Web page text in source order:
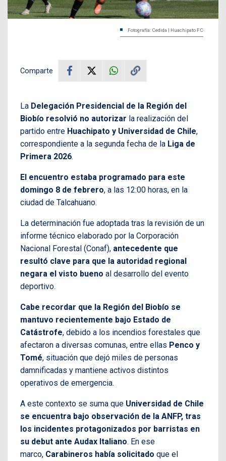
Fotografía: Cedida | Huachipato FC
Comparte
La Delegación Presidencial de la Región del
Biobío resolvió no autorizar la realización del
partido entre Huachipato y Universidad de Chile,
correspondiente a la segunda fecha de la Liga de
Primera 2026.
El encuentro estaba programado para este
domingo 8 de febrero, a las 12:00 horas, en la
ciudad de Talcahuano.
La determinación fue adoptada tras la revisión de un
informe técnico elaborado por la Corporación
Nacional Forestal (Conaf), antecedente que
resultó clave para que la autoridad regional
negara el visto bueno al desarrollo del evento
deportivo.
Cabe recordar que la Región del Biobío se
mantuvo recientemente bajo Estado de
Catástrofe, debido a los incendios forestales que
afectaron a diversas comunas, entre ellas Penco y
Tomé, situación que dejó miles de personas
damnificadas y mantiene activos distintos
operativos de emergencia.
A este contexto se suma que Universidad de Chile
se encuentra bajo observación de la ANFP, tras
los incidentes protagonizados por barristas en
su debut ante Audax Italiano. En ese
marco, Carabineros había solicitado que el